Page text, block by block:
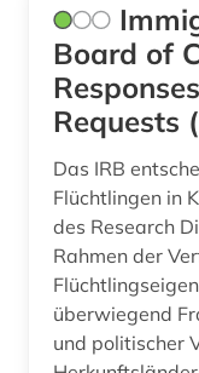
Board of
Requests
Das IRB
Flüchtlingen in
des Research
Rahmen der
überwiegend
und politischer